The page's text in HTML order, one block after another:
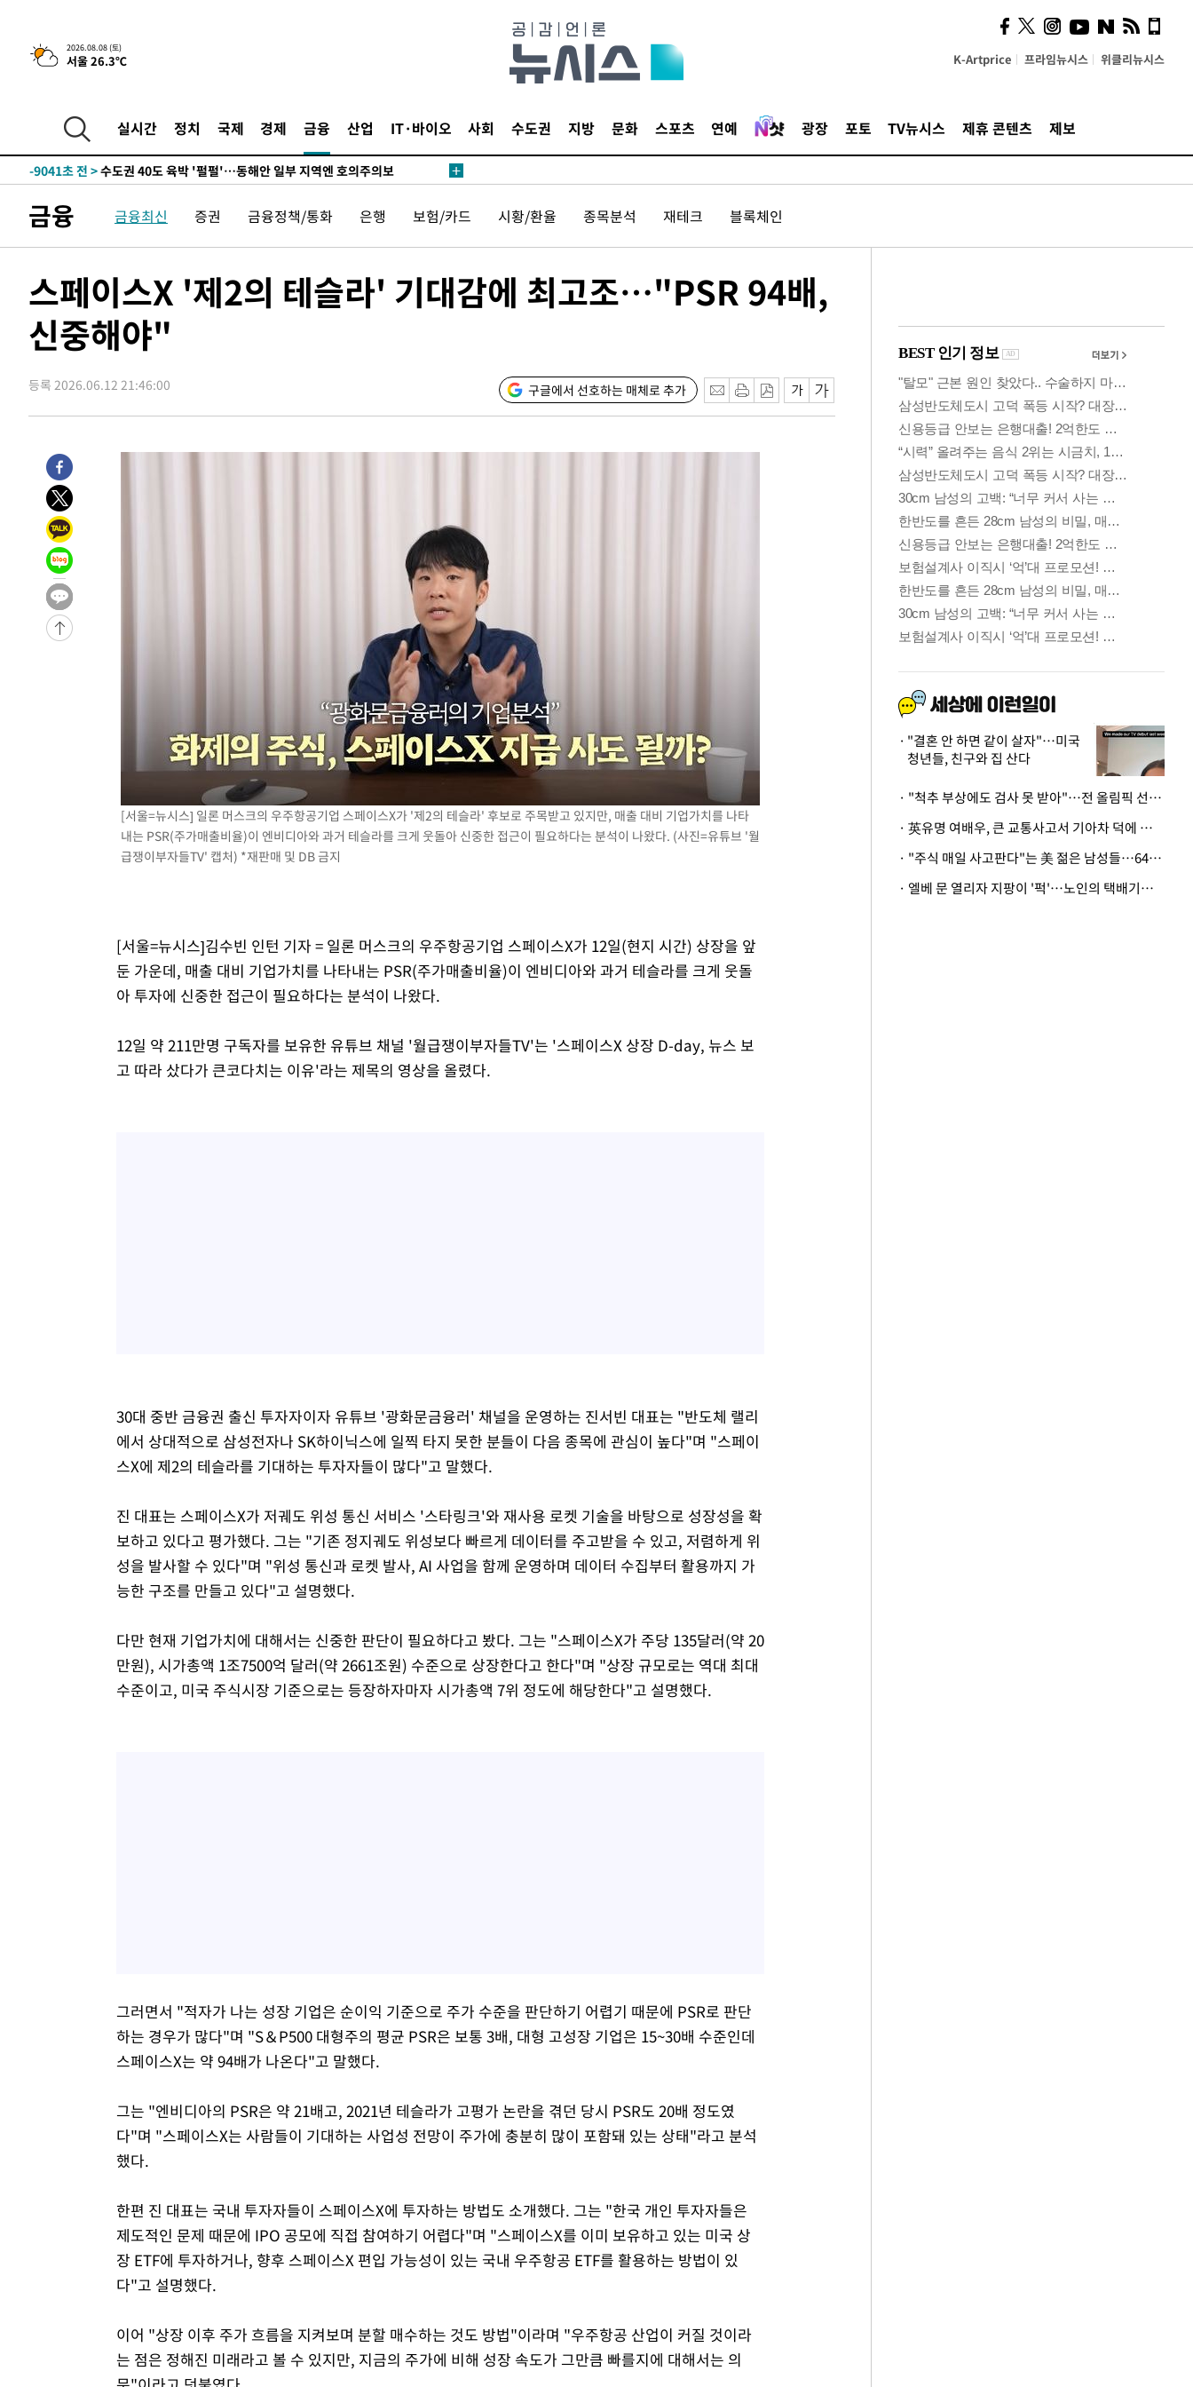
2026.08.08 (토)
서울 26.3℃ K-Artprice 프라임뉴시스 위클리뉴시스
실시간 정치 국제 경제 금융 산업 IT·바이오 사회 수도권 지방 문화 스포츠 연예 광장 포토 TV뉴시스 제휴 콘텐츠 제보
청래 44.56%
-16746초 전 >[속보]與 대표 경선 제주·인천 당원투표…金 47.75%·鄭
42.08%·宋 10.17%
-16280초 전 >이강인 "아틀레티코 이적 기뻐…등번호 7번 의미보단 팀 위해 뛸
-9989초 전 >
낮 최고 35도 '무더위'…동해안 시간당 30㎜ '강한 비'[내일날씨]
-9259초 전 >
레티코 이적"
-9041초 전 >수도권 40도 육박 '펄펄'…동해안 일부 지역엔 호의주의보
-1955초 전 >
강릉에 시간당 81.4㎜ 물폭탄…도로 잠기고 담벼락 붕괴
32분 전 >백운산서 80년근 천종산삼 9뿌리 발견…감정가 1.3억원
1시간 전 >
남자 농구, 나고야 아시안게임서 '홈팀' 일본과 한일전
2시간 전 >여수 오동도 해상서 모터보트 전복…1명 사망·1명 실종
3시간 전 >극한폭염 한풀 꺾이지만…'낮 최고 35도' 무더위, 열대야 계속[다음주
4시간 전 >[속보]'압수수색·성접대 논란' 축구협회 "실망과 걱정 안겨드려 죄송"
7시간 전 >'최고 37도' 폭염 지속…강원동해안 최대 150㎜ 비
-26484초 전 >
-17531초 전 >
한민수·김용 순
-17484초 전 >
청래 44.56%
-16766초 전 >
42.08%·宋 10.17%
-16300초 전 >
이강인 "아틀레티코 이적 기뻐…등번호 7번 의미보단 팀 위해 뛸
것"
-16235초 전 >
[속보]與 당대표 경선, 제주·인천 권리당원 투표 김민석 승리
-10009초 전 >
낮 최고 35도 '무더위'…동해안 시간당 30㎜ '강한 비'[내일날씨]
-9279초 전 >
[속보]이강인 "감독님이 원하는 마음 느꼈고, 많은 트로피 원해 아틀
수도권 40도 육박 '펄펄'…동해안 일부 지역엔 호의주의보
온열질환 사망자 3명 늘어…누적 환자 3000명 돌파
강릉에 시간당 81.4㎜ 물폭탄…도로 잠기고 담벼락 붕괴
백운산서 80년근 천종산삼 9뿌리 발견…감정가 1.3억원
선재도서 해루질 나섰다 실종 60대, 닷새 만에 숨진 채 발견
남자 농구, 나고야 아시안게임서 '홈팀' 일본과 한일전
여수 오동도 해상서 모터보트 전복…1명 사망·1명 실종
극한폭염 한풀 꺾이지만…'낮 최고 35도' 무더위, 열대야 계속[다음주
축구협회 "압수수색·성접대 논란 사과…쇄신의 기회로 삼겠다"
[속보]뉴욕증시 상승 마감…S&P 0.6% 나스닥 1.3%↑
금융 금융최신 증권 금융정책/통화 은행 보험/카드 시황/환율 종목분석 재테크 블록체인
스페이스X '제2의 테슬라' 기대감에 최고조…"PSR 94배,
신중해야"
등록 2026.06.12 21:46:00 구글에서 선호하는 매체로 추가
[서울=뉴시스] 일론 머스크의 우주항공기업 스페이스X가 '제2의 테슬라' 후보로 주목받고 있지만, 매출 대비 기업가치를 나타
내는 PSR(주가매출비율)이 엔비디아와 과거 테슬라를 크게 웃돌아 신중한 접근이 필요하다는 분석이 나왔다. (사진=유튜브 '월
급쟁이부자들TV' 캡처) *재판매 및 DB 금지
[서울=뉴시스]김수빈 인턴 기자 = 일론 머스크의 우주항공기업 스페이스X가 12일(현지 시간) 상장을 앞
둔 가운데, 매출 대비 기업가치를 나타내는 PSR(주가매출비율)이 엔비디아와 과거 테슬라를 크게 웃돌
아 투자에 신중한 접근이 필요하다는 분석이 나왔다.
12일 약 211만명 구독자를 보유한 유튜브 채널 '월급쟁이부자들TV'는 '스페이스X 상장 D-day, 뉴스 보
고 따라 샀다가 큰코다치는 이유'라는 제목의 영상을 올렸다.
30대 중반 금융권 출신 투자자이자 유튜브 '광화문금융러' 채널을 운영하는 진서빈 대표는 "반도체 랠리
에서 상대적으로 삼성전자나 SK하이닉스에 일찍 타지 못한 분들이 다음 종목에 관심이 높다"며 "스페이
스X에 제2의 테슬라를 기대하는 투자자들이 많다"고 말했다.
진 대표는 스페이스X가 저궤도 위성 통신 서비스 '스타링크'와 재사용 로켓 기술을 바탕으로 성장성을 확
보하고 있다고 평가했다. 그는 "기존 정지궤도 위성보다 빠르게 데이터를 주고받을 수 있고, 저렴하게 위
성을 발사할 수 있다"며 "위성 통신과 로켓 발사, AI 사업을 함께 운영하며 데이터 수집부터 활용까지 가
능한 구조를 만들고 있다"고 설명했다.
다만 현재 기업가치에 대해서는 신중한 판단이 필요하다고 봤다. 그는 "스페이스X가 주당 135달러(약 20
만원), 시가총액 1조7500억 달러(약 2661조원) 수준으로 상장한다고 한다"며 "상장 규모로는 역대 최대
수준이고, 미국 주식시장 기준으로는 등장하자마자 시가총액 7위 정도에 해당한다"고 설명했다.
그러면서 "적자가 나는 성장 기업은 순이익 기준으로 주가 수준을 판단하기 어렵기 때문에 PSR로 판단
하는 경우가 많다"며 "S＆P500 대형주의 평균 PSR은 보통 3배, 대형 고성장 기업은 15~30배 수준인데
스페이스X는 약 94배가 나온다"고 말했다.
그는 "엔비디아의 PSR은 약 21배고, 2021년 테슬라가 고평가 논란을 겪던 당시 PSR도 20배 정도였
다"며 "스페이스X는 사람들이 기대하는 사업성 전망이 주가에 충분히 많이 포함돼 있는 상태"라고 분석
했다.
한편 진 대표는 국내 투자자들이 스페이스X에 투자하는 방법도 소개했다. 그는 "한국 개인 투자자들은
제도적인 문제 때문에 IPO 공모에 직접 참여하기 어렵다"며 "스페이스X를 이미 보유하고 있는 미국 상
장 ETF에 투자하거나, 향후 스페이스X 편입 가능성이 있는 국내 우주항공 ETF를 활용하는 방법이 있
다"고 설명했다.
이어 "상장 이후 주가 흐름을 지켜보며 분할 매수하는 것도 방법"이라며 "우주항공 산업이 커질 것이라
는 점은 정해진 미래라고 볼 수 있지만, 지금의 주가에 비해 성장 속도가 그만큼 빠를지에 대해서는 의
사이 해답 찾았죠"…알을
깨고 나온 '초자아'
"결혼 안 하면 같이 살자"…미국
청년들, 친구와 집 산다
· "척추 부상에도 검사 못 받아"…전 올림픽 선수, 美봅슬레이협회 상대 소송
· 英유명 여배우, 큰 교통사고서 기아차 덕에 살았다
· "주식 매일 사고판다"는 美 젊은 남성들…64%가 "나는 인생의 패배자“
· 엘베 문 열리자 지팡이 '퍽'…노인의 택배기사 폭행 이유